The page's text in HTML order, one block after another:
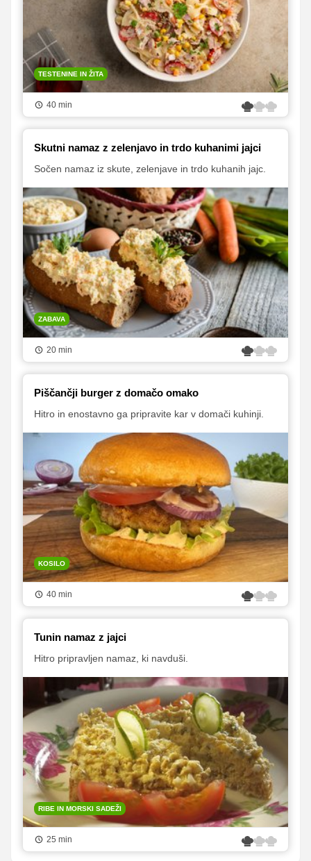
TESTENINE IN ŽITA
40 min
Skutni namaz z zelenjavo in trdo kuhanimi jajci
Sočen namaz iz skute, zelenjave in trdo kuhanih jajc.
ZABAVA
20 min
Piščančji burger z domačo omako
Hitro in enostavno ga pripravite kar v domači kuhinji.
KOSILO
40 min
Tunin namaz z jajci
Hitro pripravljen namaz, ki navduši.
RIBE IN MORSKI SADEŽI
25 min